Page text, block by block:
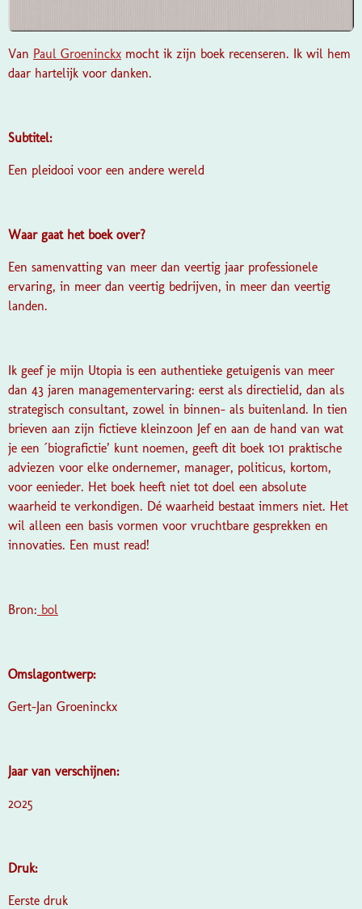
Van Paul Groeninckx mocht ik zijn boek recenseren. Ik wil hem
daar hartelijk voor danken.
Subtitel:
Een pleidooi voor een andere wereld
Waar gaat het boek over?
Een samenvatting van meer dan veertig jaar professionele
ervaring, in meer dan veertig bedrijven, in meer dan veertig
landen.
Ik geef je mijn Utopia is een authentieke getuigenis van meer
dan 43 jaren managementervaring: eerst als directielid, dan als
strategisch consultant, zowel in binnen- als buitenland. In tien
brieven aan zijn fictieve kleinzoon Jef en aan de hand van wat
je een ´biografictie’ kunt noemen, geeft dit boek 101 praktische
adviezen voor elke ondernemer, manager, politicus, kortom,
voor eenieder. Het boek heeft niet tot doel een absolute
waarheid te verkondigen. Dé waarheid bestaat immers niet. Het
wil alleen een basis vormen voor vruchtbare gesprekken en
innovaties. Een must read!
Bron: bol
Omslagontwerp:
Gert-Jan Groeninckx
Jaar van verschijnen:
2025
Druk:
Eerste druk